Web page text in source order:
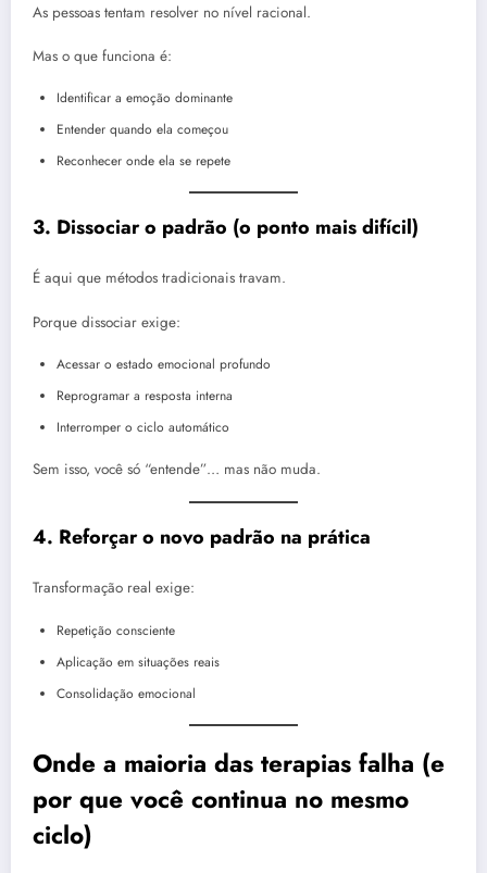
As pessoas tentam resolver no nível racional.
Mas o que funciona é:
Identificar a emoção dominante
Entender quando ela começou
Reconhecer onde ela se repete
3. Dissociar o padrão (o ponto mais difícil)
É aqui que métodos tradicionais travam.
Porque dissociar exige:
Acessar o estado emocional profundo
Reprogramar a resposta interna
Interromper o ciclo automático
Sem isso, você só “entende”… mas não muda.
4. Reforçar o novo padrão na prática
Transformação real exige:
Repetição consciente
Aplicação em situações reais
Consolidação emocional
Onde a maioria das terapias falha (e
por que você continua no mesmo
ciclo)